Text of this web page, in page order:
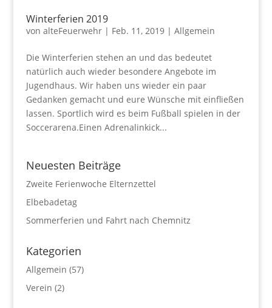
Winterferien 2019
von alteFeuerwehr| Feb. 11, 2019| Allgemein
Die Winterferien stehen an und das bedeutet
natürlich auch wieder besondere Angebote im
Jugendhaus. Wir haben uns wieder ein paar
Gedanken gemacht und eure Wünsche mit einfließen
lassen. Sportlich wird es beim Fußball spielen in der
Soccerarena.Einen Adrenalinkick...
Neuesten Beiträge
Zweite Ferienwoche Elternzettel
Elbebadetag
Sommerferien und Fahrt nach Chemnitz
Kategorien
Allgemein (57)
Verein (2)